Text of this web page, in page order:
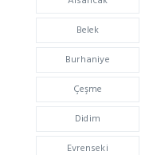
Belek
Burhaniye
Çeşme
Didim
Evrenseki